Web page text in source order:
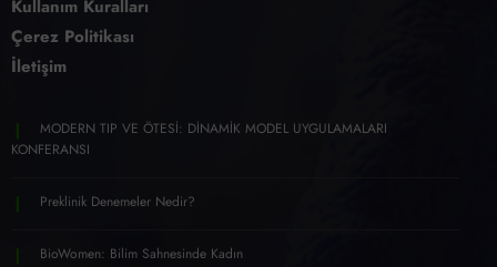
Kullanım Kuralları
Çerez Politikası
İletişim
MODERN TIP VE ÖTESİ: DİNAMİK MODEL UYGULAMALARI
KONFERANSI
Preklinik Denemeler Nedir?
BioWomen: Bilim Sahnesinde Kadın